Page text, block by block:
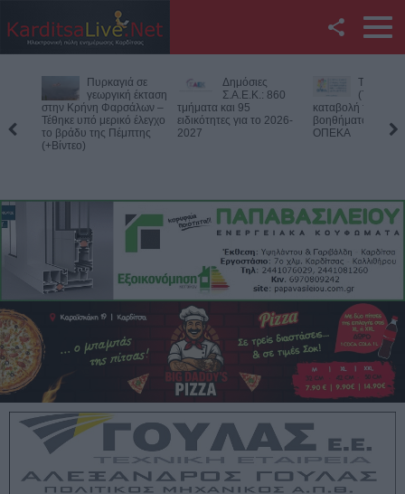
Twitter
YouTube
RSS
KarditsaLive.Net
Δημόσιες
Σ.Α.Ε.Κ.: 860
τμήματα και 95
ειδικότητες για το 2026-
2027
Την Παρασκευή
(7/8) η δεύτερη
καταβολή του
βοηθήματος του ΛΑΕ-
ΟΠΕΚΑ
Νεκρός
αγροτική
περιοχή του
Πιθανό